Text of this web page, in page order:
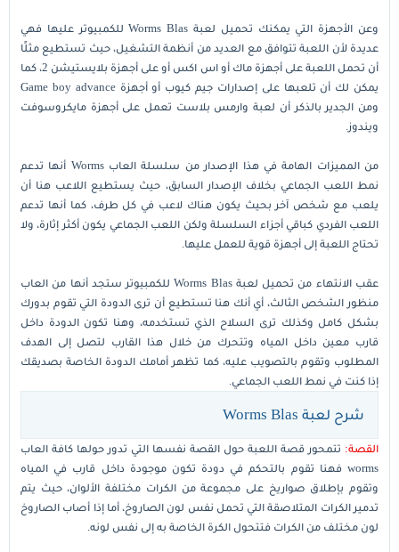
وعن الأجهزة التي يمكنك تحميل لعبة Worms Blas للكمبيوتر عليها فهي
عديدة لأن اللعبة تتوافق مع العديد من أنظمة التشغيل، حيث تستطيع مثلًا
أن تحمل اللعبة على أجهزة ماك أو اس اكس أو على أجهزة بلايستيشن 2، كما
يمكن لك أن تلعبها على إصدارات جيم كيوب أو أجهزة Game boy advance
ومن الجدير بالذكر أن لعبة وارمس بلاست تعمل على أجهزة مايكروسوفت
ويندوز.
من المميزات الهامة في هذا الإصدار من سلسلة العاب Worms أنها تدعم
نمط اللعب الجماعي بخلاف الإصدار السابق، حيث يستطيع اللاعب هنا أن
يلعب مع شخص آخر بحيث يكون هناك لاعب في كل طرف، كما أنها تدعم
اللعب الفردي كباقي أجزاء السلسلة ولكن اللعب الجماعي يكون أكثر إثارة، ولا
تحتاج اللعبة إلى أجهزة قوية للعمل عليها.
عقب الانتهاء من تحميل لعبة Worms Blas للكمبيوتر ستجد أنها من العاب
منظور الشخص الثالث، أي أنك هنا تستطيع أن ترى الدودة التي تقوم بدورك
بشكل كامل وكذلك ترى السلاح الذي تستخدمه، وهنا تكون الدودة داخل
قارب معين داخل المياه وتتحرك من خلال هذا القارب لتصل إلى الهدف
المطلوب وتقوم بالتصويب عليه، كما تظهر أمامك الدودة الخاصة بصديقك
إذا كنت في نمط اللعب الجماعي.
شرح لعبة Worms Blas
القصة: تتمحور قصة اللعبة حول القصة نفسها التي تدور حولها كافة العاب
worms فهنا تقوم بالتحكم في دودة تكون موجودة داخل قارب في المياه
وتقوم بإطلاق صواريخ على مجموعة من الكرات مختلفة الألوان، حيث يتم
تدمير الكرات المتلاصقة التي تحمل نفس لون الصاروخ، أما إذا أصاب الصاروخ
لون مختلف من الكرات فتتحول الكرة الخاصة به إلى نفس لونه.